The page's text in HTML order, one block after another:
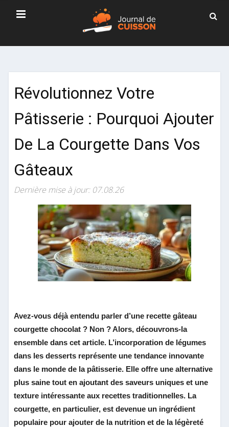
Révolutionnez Votre
Pâtisserie : Pourquoi Ajouter
De La Courgette Dans Vos
Gâteaux
Dernière mise à jour: 07.08.26
Avez-vous déjà entendu parler d’une recette gâteau
courgette chocolat ? Non ? Alors, découvrons-la
ensemble dans cet article. L’incorporation de légumes
dans les desserts représente une tendance innovante
dans le monde de la pâtisserie. Elle offre une alternative
plus saine tout en ajoutant des saveurs uniques et une
texture intéressante aux recettes traditionnelles. La
courgette, en particulier, est devenue un ingrédient
populaire pour ajouter de la nutrition et de la légèreté